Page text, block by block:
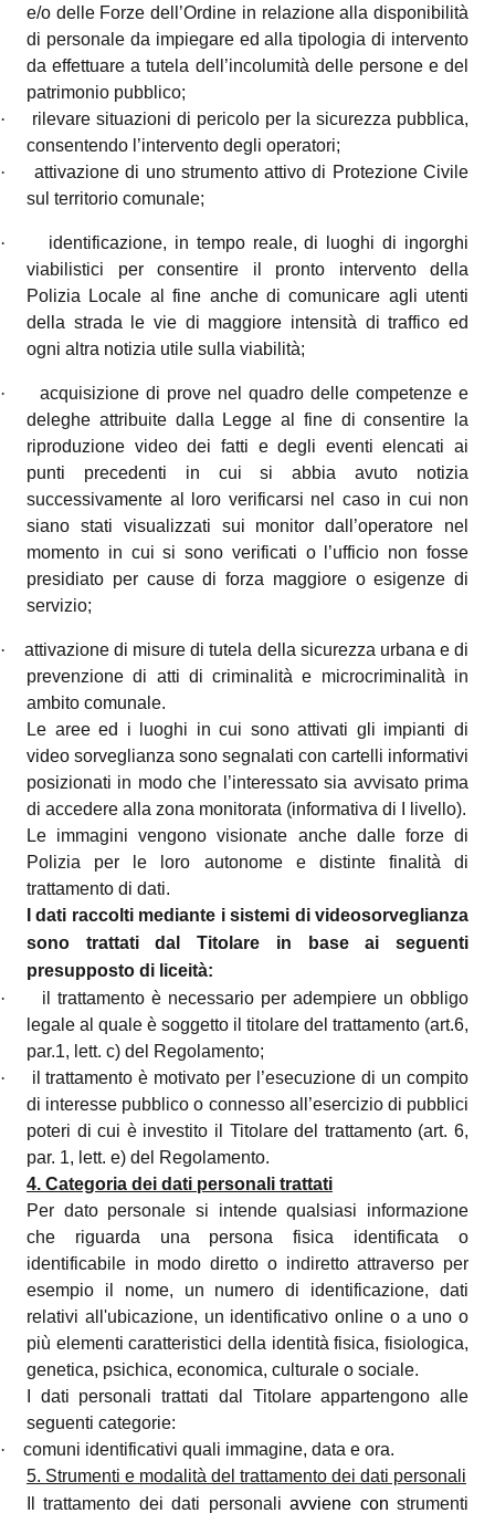
e/o delle Forze dell’Ordine in relazione alla disponibilità
di personale da impiegare ed alla tipologia di intervento
da effettuare a tutela dell’incolumità delle persone e del
patrimonio pubblico;
·
rilevare situazioni di pericolo per la sicurezza pubblica,
consentendo l’intervento degli operatori;
·
attivazione di uno strumento attivo di Protezione Civile
sul territorio comunale;
·
identificazione, in tempo reale, di luoghi di ingorghi
viabilistici per consentire il pronto intervento della
Polizia Locale al fine anche di comunicare agli utenti
della strada le vie di maggiore intensità di traffico ed
ogni altra notizia utile sulla viabilità;
·
acquisizione di prove nel quadro delle competenze e
deleghe attribuite dalla Legge al fine di consentire la
riproduzione video dei fatti e degli eventi elencati ai
punti precedenti in cui si abbia avuto notizia
successivamente al loro verificarsi nel caso in cui non
siano stati visualizzati sui monitor dall’operatore nel
momento in cui si sono verificati o l’ufficio non fosse
presidiato per cause di forza maggiore o esigenze di
servizio;
·
attivazione di misure di tutela della sicurezza urbana e di
prevenzione di atti di criminalità e microcriminalità in
ambito comunale.
Le aree ed i luoghi in cui sono attivati gli impianti di
video sorveglianza sono segnalati con cartelli informativi
posizionati in modo che l’interessato sia avvisato prima
di accedere alla zona monitorata (informativa di I livello).
Le immagini vengono visionate anche dalle forze di
Polizia per le loro autonome e distinte finalità di
trattamento di dati.
I dati raccolti mediante i sistemi di videosorveglianza
sono trattati dal Titolare in base ai seguenti
presupposto di liceità:
·
il trattamento è necessario per adempiere un obbligo
legale al quale è soggetto il titolare del trattamento (art.6,
par.1, lett. c) del Regolamento;
·
il trattamento è motivato per l’esecuzione di un compito
di interesse pubblico o connesso all’esercizio di pubblici
poteri di cui è investito il Titolare del trattamento (art. 6,
par. 1, lett. e) del Regolamento.
4. Categoria dei dati personali trattati
Per dato personale si intende qualsiasi informazione
che riguarda una persona fisica identificata o
identificabile in modo diretto o indiretto attraverso per
esempio il nome, un numero di identificazione, dati
relativi all'ubicazione, un identificativo online o a uno o
più elementi caratteristici della identità fisica, fisiologica,
genetica, psichica, economica, culturale o sociale.
I dati personali trattati dal Titolare appartengono alle
seguenti categorie:
·
comuni identificativi quali immagine, data e ora.
5. Strumenti e modalità del trattamento dei dati personali
Il trattamento dei dati personaliavviene con strumenti